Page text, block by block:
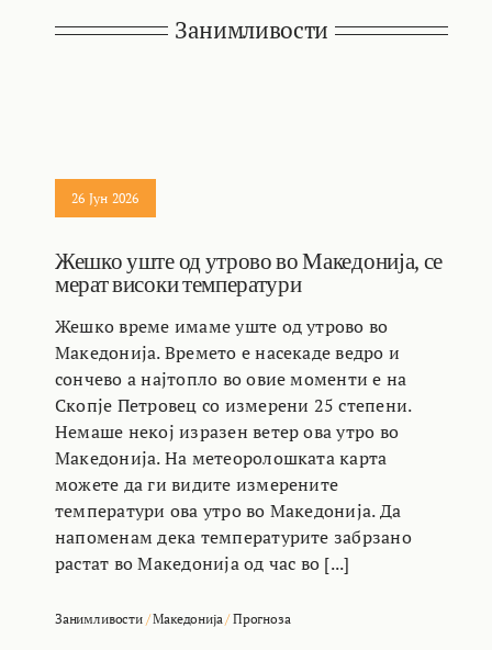
Занимливости
26 Јун 2026
Жешко уште од утрово во Македонија, се
мерат високи температури
Жешко време имаме уште од утрово во
Македонија. Времето е насекаде ведро и
сончево а најтопло во овие моменти е на
Скопје Петровец со измерени 25 степени.
Немаше некој изразен ветер ова утро во
Македонија. На метеоролошката карта
можете да ги видите измерените
температури ова утро во Македонија. Да
напоменам дека температурите забрзано
растат во Македонија од час во [...]
Занимливости/Македонија/Прогноза